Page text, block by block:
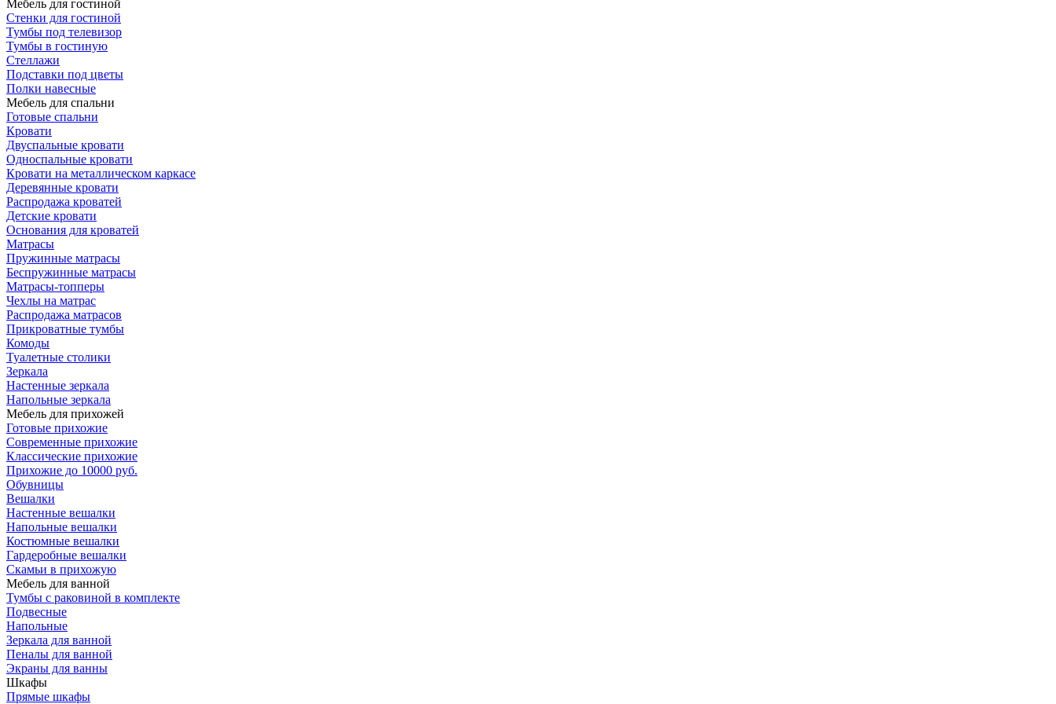
Мебель для гостиной
Стенки для гостиной
Тумбы под телевизор
Тумбы в гостиную
Стеллажи
Подставки под цветы
Полки навесные
Мебель для спальни
Готовые спальни
Кровати
Двуспальные кровати
Односпальные кровати
Кровати на металлическом каркасе
Деревянные кровати
Распродажа кроватей
Детские кровати
Основания для кроватей
Матрасы
Пружинные матрасы
Беспружинные матрасы
Матрасы-топперы
Чехлы на матрас
Распродажа матрасов
Прикроватные тумбы
Комоды
Туалетные столики
Зеркала
Настенные зеркала
Напольные зеркала
Мебель для прихожей
Готовые прихожие
Современные прихожие
Классические прихожие
Прихожие до 10000 руб.
Обувницы
Вешалки
Настенные вешалки
Напольные вешалки
Костюмные вешалки
Гардеробные вешалки
Скамьи в прихожую
Мебель для ванной
Тумбы c раковиной в комплекте
Подвесные
Напольные
Зеркала для ванной
Пеналы для ванной
Экраны для ванны
Шкафы
Прямые шкафы